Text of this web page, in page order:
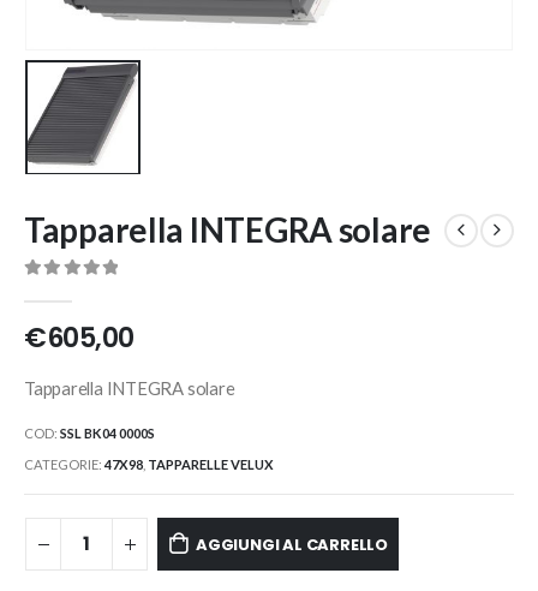
Tapparella INTEGRA solare
€605,00
Tapparella INTEGRA solare
COD: SSL BK04 0000S
CATEGORIE:47X98 TAPPARELLE VELUX
AGGIUNGI AL CARRELLO